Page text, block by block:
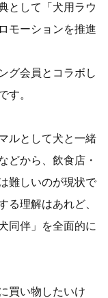
として「犬用ラウ
モーションを推進
グ会員とコラボし
す。
ルとして犬と一緒
どから、飲食店・
難しいのが現状で
る理解はあれど、
同伴」を全面的に
買い物したいけ